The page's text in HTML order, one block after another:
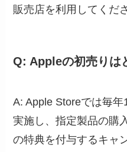
販売店を利用してくだ
Q: Appleの初売りは
A: Apple Storeでは毎
実施し、指定製品の購
の特典を付与するキャ